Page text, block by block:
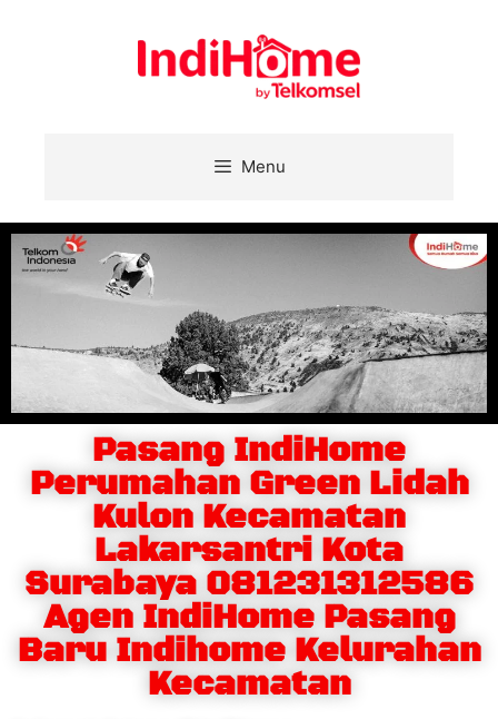
Menu
Pasang IndiHome
Perumahan Green Lidah
Kulon Kecamatan
Lakarsantri Kota
Surabaya 081231312586
Agen IndiHome Pasang
Baru Indihome Kelurahan
Kecamatan